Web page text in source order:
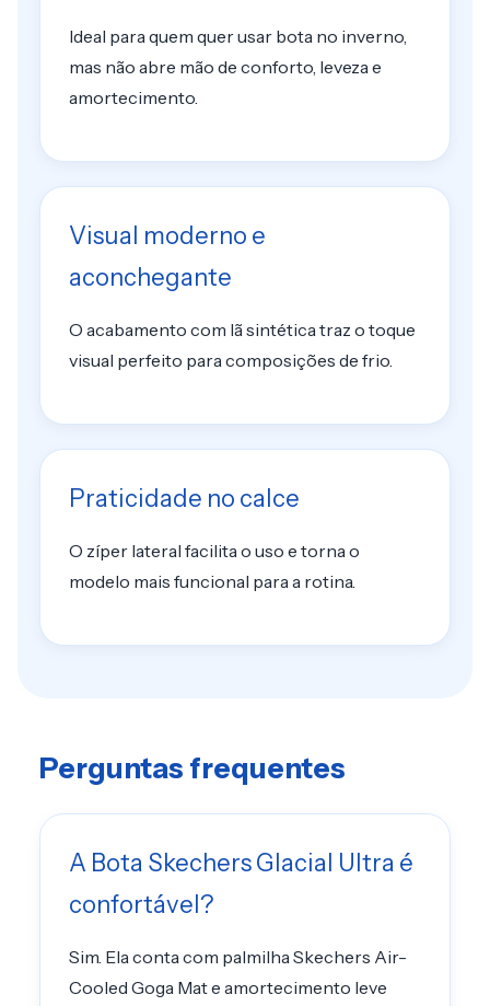
Ideal para quem quer usar bota no inverno,
mas não abre mão de conforto, leveza e
amortecimento.
Visual moderno e
aconchegante
O acabamento com lã sintética traz o toque
visual perfeito para composições de frio.
Praticidade no calce
O zíper lateral facilita o uso e torna o
modelo mais funcional para a rotina.
Perguntas frequentes
A Bota Skechers Glacial Ultra é
confortável?
Sim. Ela conta com palmilha Skechers Air-
Cooled Goga Mat e amortecimento leve